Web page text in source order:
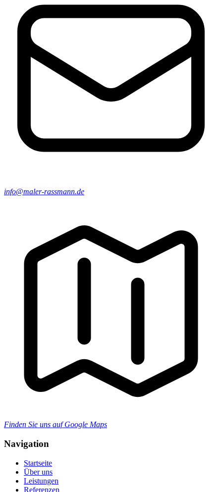
info@maler-rassmann.de
Finden Sie uns auf Google Maps
Navigation
Startseite
Über uns
Leistungen
Referenzen